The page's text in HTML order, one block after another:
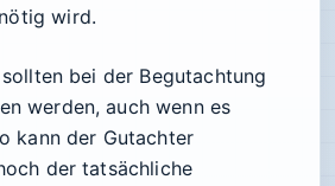
wird.
bei der Begutachtung
werden, auch wenn es
kann der Gutachter
der tatsächliche